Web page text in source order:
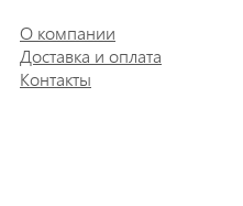
О компании
Доставка и оплата
Контакты